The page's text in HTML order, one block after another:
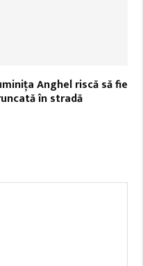
Anghel riscă să fie
în stradă